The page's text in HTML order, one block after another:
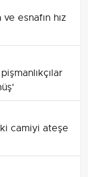
esnafın hız
camiyi ateşe